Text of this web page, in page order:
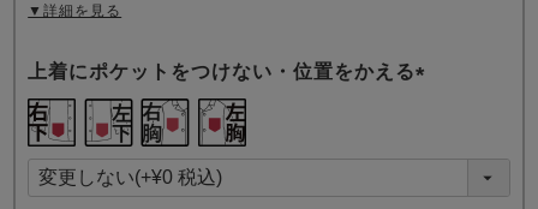
▼詳細を見る
上着にポケットをつけない・位置をかえる
須
)